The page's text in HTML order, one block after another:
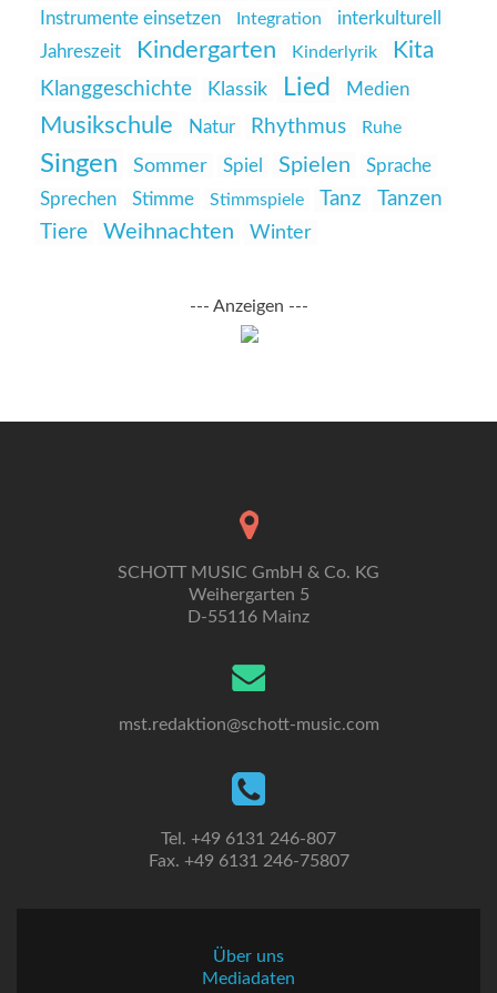
Instrumente einsetzen
Integration
interkulturell
Jahreszeit
Kindergarten Kinderlyrik Kita
Klanggeschichte Klassik Lied Medien
Musikschule Natur Rhythmus Ruhe
Singen Sommer Spiel Spielen
Sprache
Sprechen
Stimme Stimmspiele Tanz
Tanzen
Tiere
Weihnachten Winter
--- Anzeigen ---
SCHOTT MUSIC GmbH & Co. KG
Weihergarten 5
D-55116 Mainz
mst.redaktion@schott-music.com
Tel. +49 6131 246-807
Fax. +49 6131 246-75807
Über uns
Mediadaten